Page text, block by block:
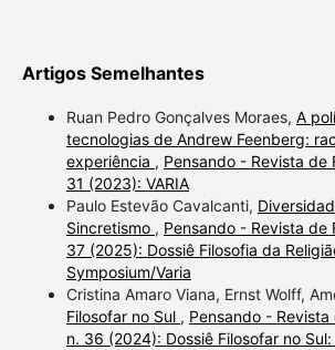
Artigos Semelhantes
Ruan Pedro Gonçalves Moraes, A
tecnologias de Andrew Feenberg:
experiência , Pensando - Revista de
31 (2023): VARIA
Paulo Estevão Cavalcanti,
Sincretismo , Pensando - Revista de
37 (2025): Dossiê Filosofia da
Symposium/Varia
Cristina Amaro Viana, Ernst Wolff,
Filosofar no Sul , Pensando -
n. 36 (2024): Dossiê Filosofar no